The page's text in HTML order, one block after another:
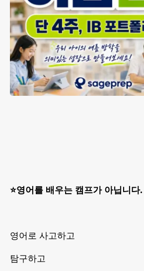
⭐️영어를 배우는 캠프가 아닙니다.
영어로 사고하고
탐구하고